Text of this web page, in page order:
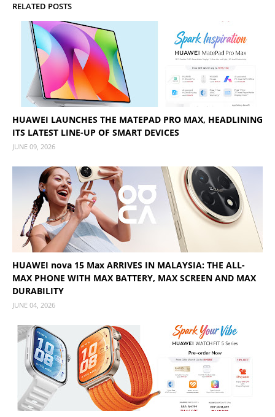
RELATED POSTS
HUAWEI LAUNCHES THE MATEPAD PRO MAX, HEADLINING
ITS LATEST LINE-UP OF SMART DEVICES
JUNE 09, 2026
HUAWEI nova 15 Max ARRIVES IN MALAYSIA: THE ALL-
MAX PHONE WITH MAX BATTERY, MAX SCREEN AND MAX
DURABILITY
JUNE 04, 2026